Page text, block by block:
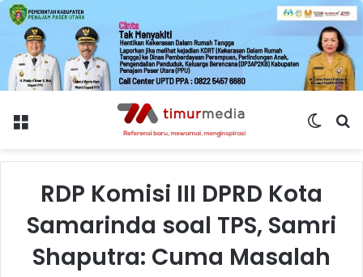
Menu
Switch
RDP Komisi III DPRD Kota
Samarinda soal TPS, Samri
Shaputra: Cuma Masalah